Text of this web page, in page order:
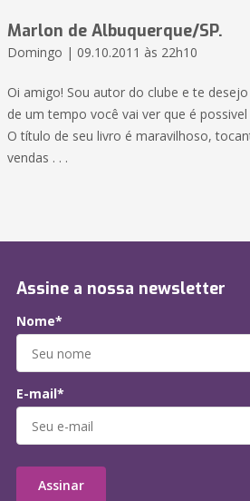
Marlon de Albuquerque/SP.
Domingo | 09.10.2011 às 22h10
Oi amigo! Sou autor do clube e te
de um tempo você vai ver que é
O título de seu livro é maravilhoso,
vendas . . .
Assine a nossa newsletter
Nome*
E-mail*
Assinar